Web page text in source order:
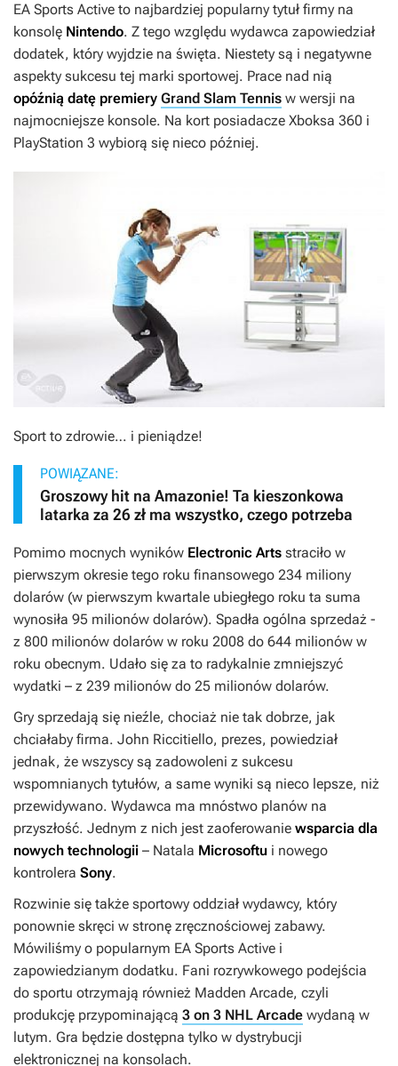
EA Sports Active to najbardziej popularny tytuł firmy na
konsolę Nintendo. Z tego względu wydawca zapowiedział
dodatek, który wyjdzie na święta. Niestety są i negatywne
aspekty sukcesu tej marki sportowej. Prace nad nią
opóźnią datę premiery Grand Slam Tennis w wersji na
najmocniejsze konsole. Na kort posiadacze Xboksa 360 i
PlayStation 3 wybiorą się nieco później.
Sport to zdrowie… i pieniądze!
POWIĄZANE:
Groszowy hit na Amazonie! Ta kieszonkowa
latarka za 26 zł ma wszystko, czego potrzeba
Pomimo mocnych wyników Electronic Arts straciło w
pierwszym okresie tego roku finansowego 234 miliony
dolarów (w pierwszym kwartale ubiegłego roku ta suma
wynosiła 95 milionów dolarów). Spadła ogólna sprzedaż -
z 800 milionów dolarów w roku 2008 do 644 milionów w
roku obecnym. Udało się za to radykalnie zmniejszyć
wydatki – z 239 milionów do 25 milionów dolarów.
Gry sprzedają się nieźle, chociaż nie tak dobrze, jak
chciałaby firma. John Riccitiello, prezes, powiedział
jednak, że wszyscy są zadowoleni z sukcesu
wspomnianych tytułów, a same wyniki są nieco lepsze, niż
przewidywano. Wydawca ma mnóstwo planów na
przyszłość. Jednym z nich jest zaoferowanie wsparcia dla
nowych technologii – Natala Microsoftu i nowego
kontrolera Sony.
Rozwinie się także sportowy oddział wydawcy, który
ponownie skręci w stronę zręcznościowej zabawy.
Mówiliśmy o popularnym EA Sports Active i
zapowiedzianym dodatku. Fani rozrywkowego podejścia
do sportu otrzymają również Madden Arcade, czyli
produkcję przypominającą 3 on 3 NHL Arcade wydaną w
lutym. Gra będzie dostępna tylko w dystrybucji
elektronicznej na konsolach.